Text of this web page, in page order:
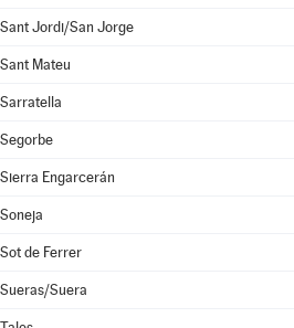
Sant Jordi/San Jorge
Sant Mateu
Sarratella
Segorbe
Sierra Engarcerán
Soneja
Sot de Ferrer
Sueras/Suera